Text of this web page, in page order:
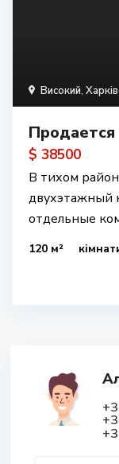
Високий,
$ 38500
В тихом
двухэтажный
отдельные
120 м²